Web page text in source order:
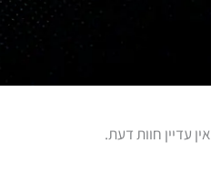
אין עדיין חוות דעת.